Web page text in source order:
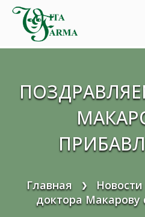
Главная ❯ Новости
доктора Макарову